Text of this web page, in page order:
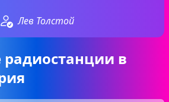
Лев Толстой
в